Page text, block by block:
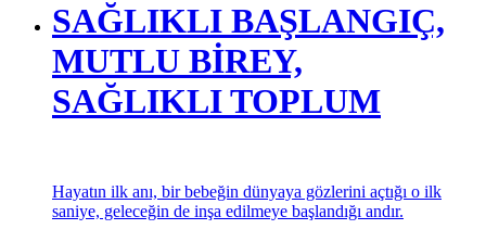
SAĞLIKLI BAŞLANGIÇ,
MUTLU BİREY,
SAĞLIKLI TOPLUM
Hayatın ilk anı, bir bebeğin dünyaya gözlerini açtığı o ilk
saniye, geleceğin de inşa edilmeye başlandığı andır.